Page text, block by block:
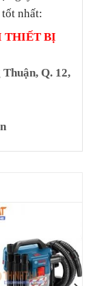
nhất:
THIẾT BỊ
Q. 12,